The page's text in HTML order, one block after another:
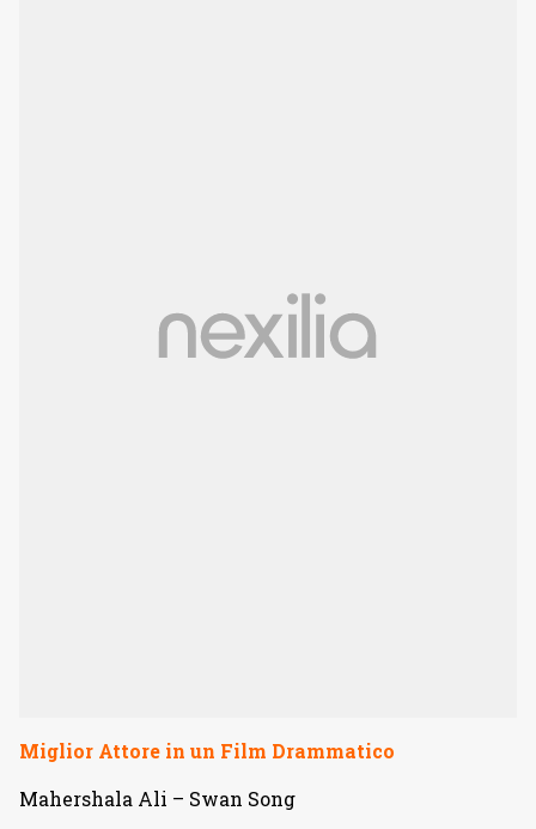
Miglior Attore in un Film Drammatico
Mahershala Ali – Swan Song